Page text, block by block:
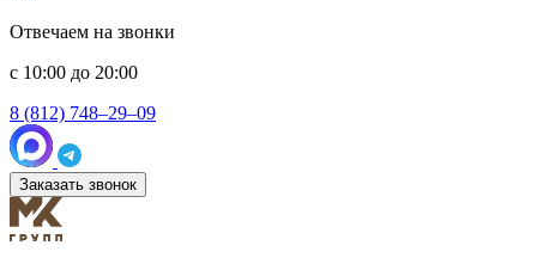
Отвечаем на звонки
с 10:00 до 20:00
8 (812) 748–29–09
Заказать звонок